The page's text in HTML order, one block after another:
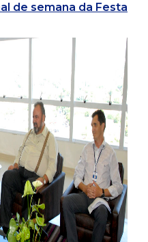
de semana da Festa